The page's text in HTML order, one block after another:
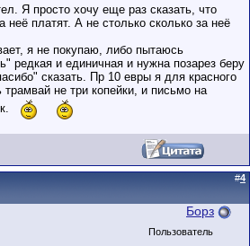
Я просто хочу еще раз сказать, что
неё платят. А не столько сколько за неё
я не покупаю, либо пытаюсь
редкая и единичная и нужна позарез беру
сказать. Пр 10 евры я для красного
не три копейки, и письмо на
#4
Борз
Пользователь